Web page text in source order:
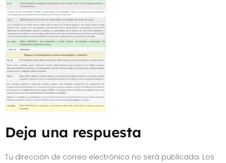
Deja una respuesta
Tu dirección de correo electrónico no será publicada. Los